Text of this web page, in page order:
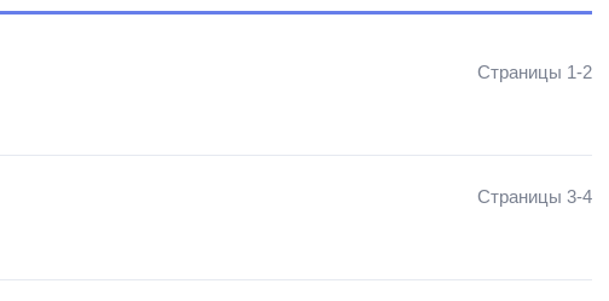
Страницы 1-2
Страницы 3-4